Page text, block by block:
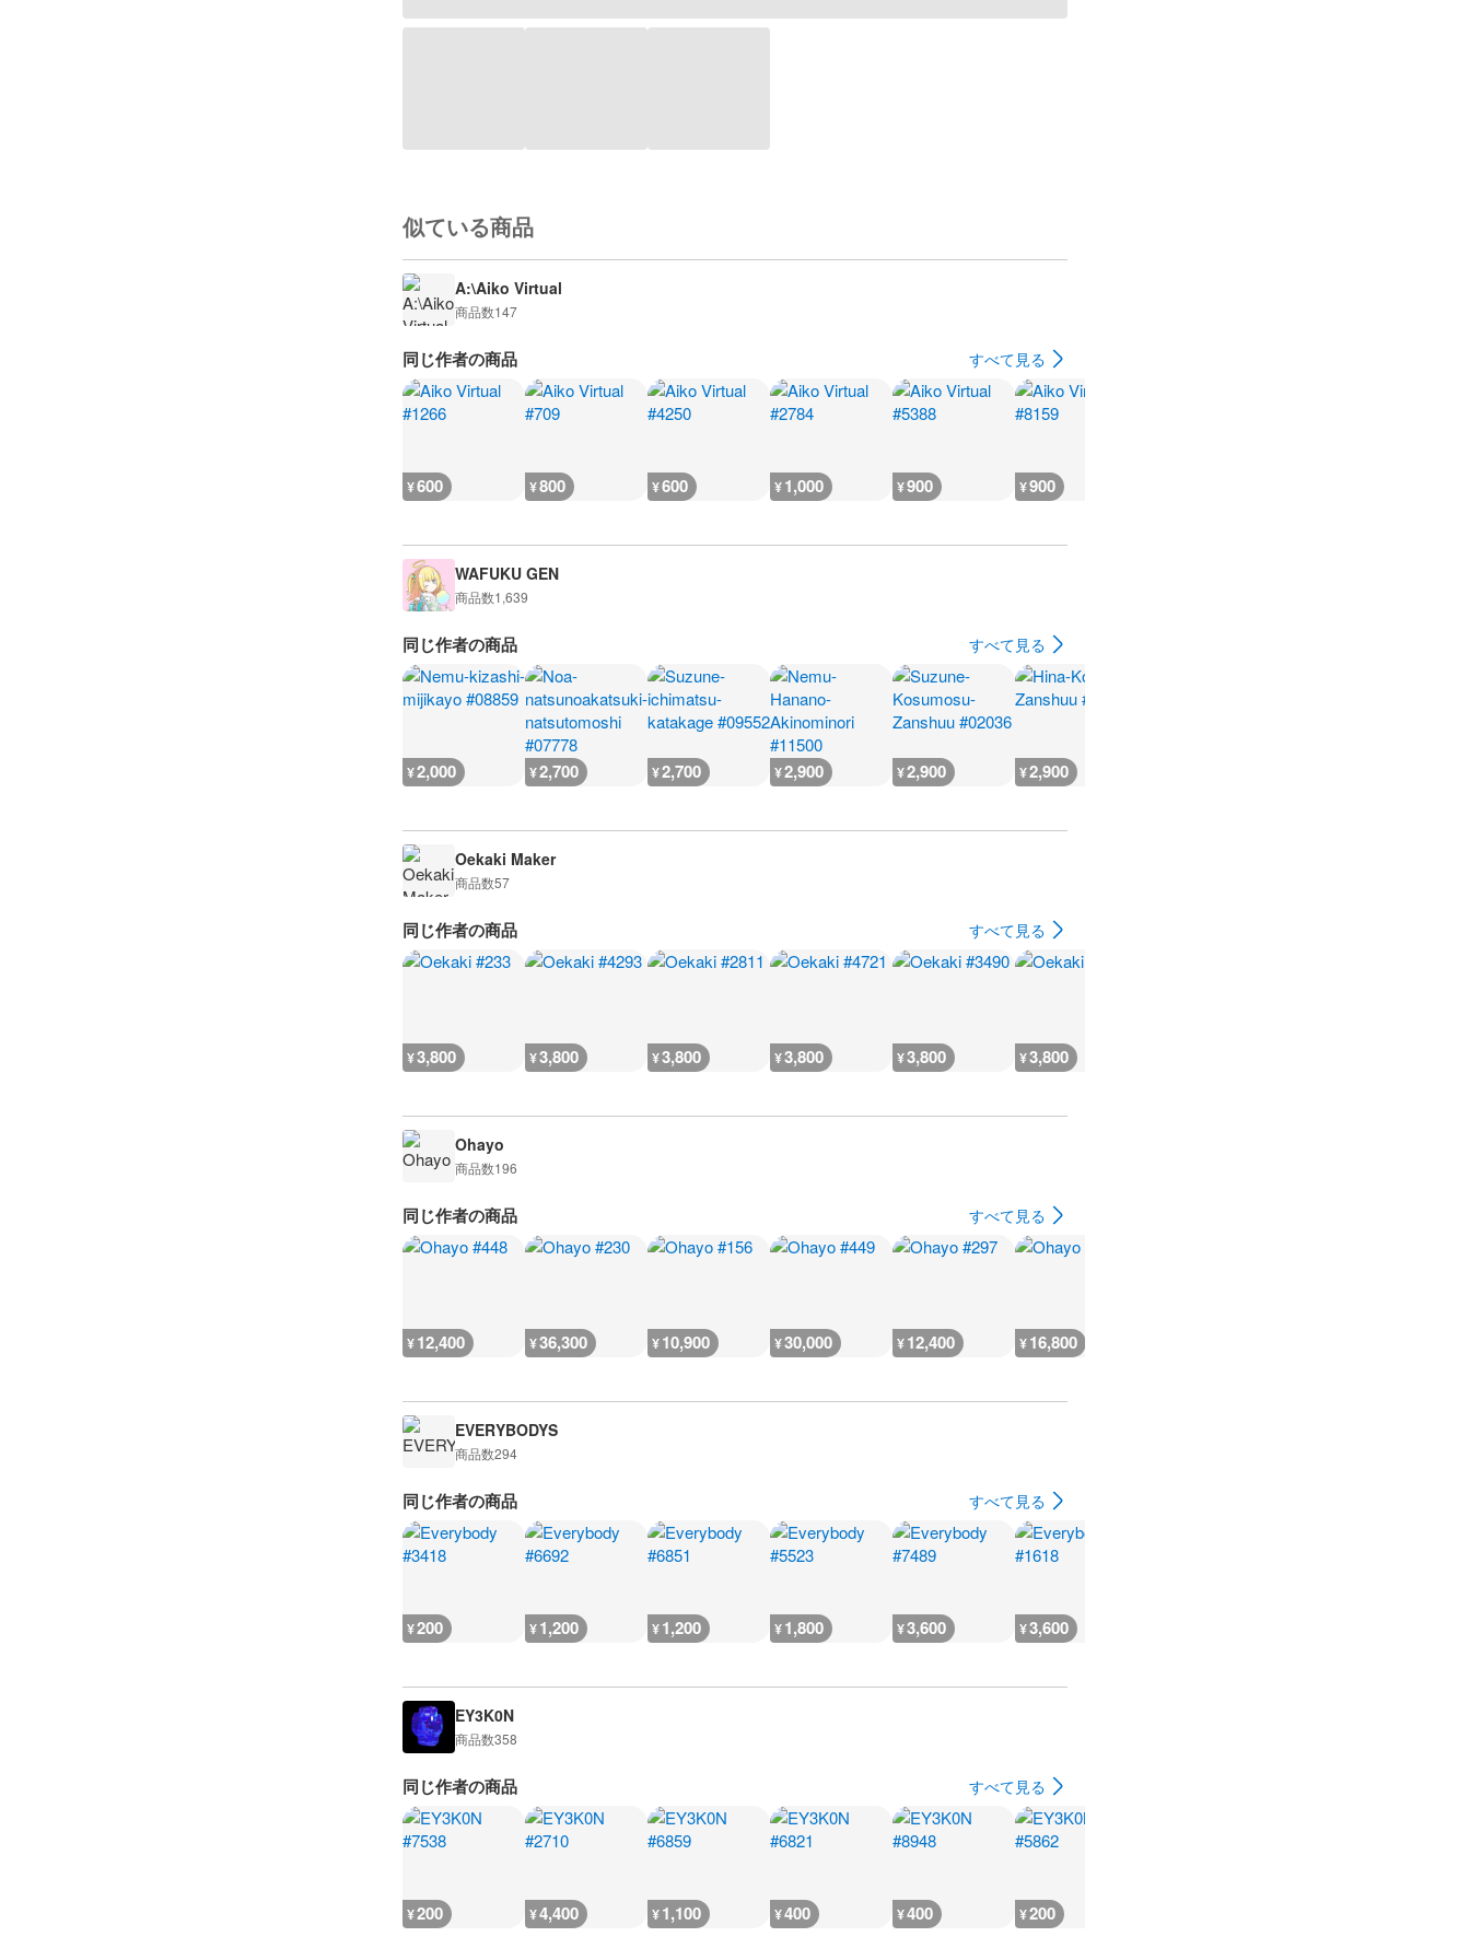
似ている商品
A:\Aiko Virtual
商品数147
同じ作者の商品 すべて見る
¥600 ¥800 ¥600 ¥1,000 ¥900 ¥900
WAFUKU GEN
商品数1,639
同じ作者の商品 すべて見る
¥2,000 ¥2,700 ¥2,700 ¥2,900 ¥2,900 ¥2,900
Oekaki Maker
商品数57
同じ作者の商品 すべて見る
¥3,800 ¥3,800 ¥3,800 ¥3,800 ¥3,800 ¥3,800
Ohayo
商品数196
同じ作者の商品 すべて見る
¥12,400 ¥36,300 ¥10,900 ¥30,000 ¥12,400 ¥16,800
EVERYBODYS
商品数294
同じ作者の商品 すべて見る
¥200 ¥1,200 ¥1,200 ¥1,800 ¥3,600 ¥3,600
EY3K0N
商品数358
同じ作者の商品 すべて見る
¥200 ¥4,400 ¥1,100 ¥400 ¥400 ¥200